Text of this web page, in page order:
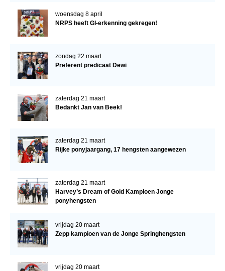
woensdag 8 april
NRPS heeft GI-erkenning gekregen!
zondag 22 maart
Preferent predicaat Dewi
zaterdag 21 maart
Bedankt Jan van Beek!
zaterdag 21 maart
Rijke ponyjaargang, 17 hengsten aangewezen
zaterdag 21 maart
Harvey’s Dream of Gold Kampioen Jonge
ponyhengsten
vrijdag 20 maart
Zepp kampioen van de Jonge Springhengsten
vrijdag 20 maart